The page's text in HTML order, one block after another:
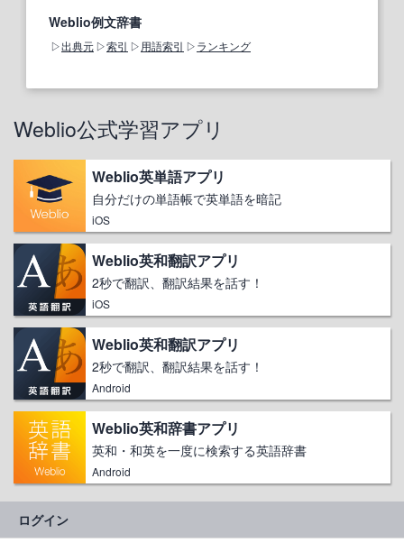
Weblio例文辞書
出典元 索引 用語索引 ランキング
Weblio公式学習アプリ
Weblio英単語アプリ
自分だけの単語帳で英単語を暗記
iOS
Weblio英和翻訳アプリ
2秒で翻訳、翻訳結果を話す！
iOS
Weblio英和翻訳アプリ
2秒で翻訳、翻訳結果を話す！
Android
Weblio英和辞書アプリ
英和・和英を一度に検索する英語辞書
Android
ログイン